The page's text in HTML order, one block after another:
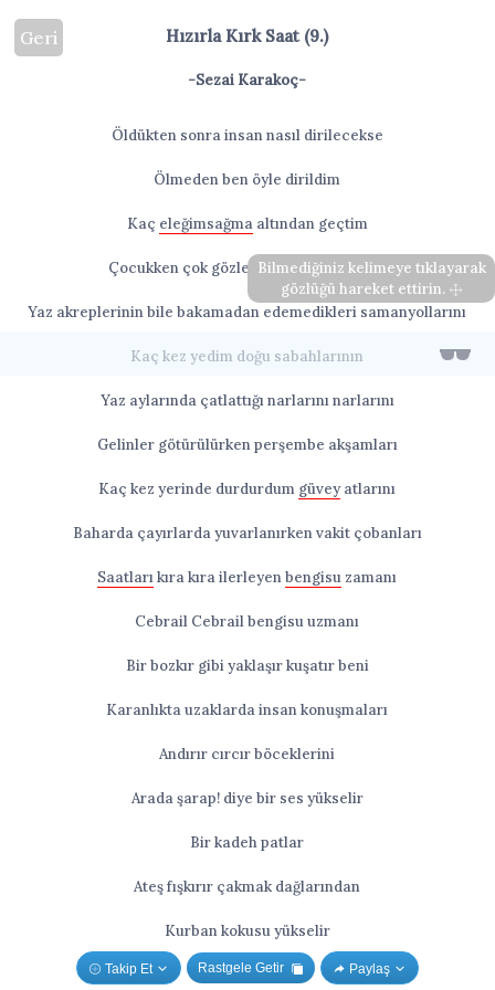
Geri Hızırla Kırk Saat (9.)
-Sezai Karakoç-
Öldükten sonra insan nasıl dirilecekse
Ölmeden ben öyle dirildim
Kaç eleğimsağmaaltından geçtim
Çocukken çok gözledim samanyollarını
Yaz akreplerinin bile bakamadan edemedikleri samanyollarını
Kaç kez yedim doğu sabahlarının
Yaz aylarında çatlattığı narlarını narlarını
Gelinler götürülürken perşembe akşamları
Kaç kez yerinde durdurdum güveyatlarını
Baharda çayırlarda yuvarlanırken vakit çobanları
Saatlarıkıra kıra ilerleyenbengisu zamanı
Cebrail Cebrail bengisu uzmanı
Bir bozkır gibi yaklaşır kuşatır beni
Karanlıkta uzaklarda insan konuşmaları
Andırır cırcır böceklerini
Arada şarap! diye bir ses yükselir
Bir kadeh patlar
Ateş fışkırır çakmak dağlarından
Kurban kokusu yükselir
Gürültüyle geçer kaf kabileleri
Takip Et Rastgele Getir Paylaş
Bilmediğiniz kelimeye tıklayarak
gözlüğü hareket ettirin.